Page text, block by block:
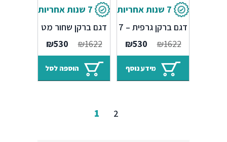
7 שנות אחריות
ברז מטבח נשלף
דגם ברקן גרפית – 7
שנים אחריות
₪1622
המחיר
המקורי
היה:
₪1622.
₪530
המחיר
הנוכחי
₪530.
מידע נוסף
7 שנות אחריות
ברז מטבח נשלף
דגם ברקן שחור מט
– 7 שנים אחריות
₪1622
המחיר
המקורי
היה:
₪1622.
₪530
הנוכחי
הוא:
₪530.
הוספה לסל
1 2